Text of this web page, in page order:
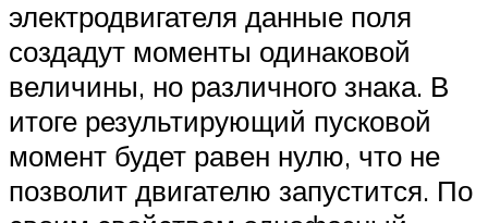
электродвигателя данные поля
создадут моменты одинаковой
величины, но различного знака. В
итоге результирующий пусковой
момент будет равен нулю, что не
позволит двигателю запустится. По